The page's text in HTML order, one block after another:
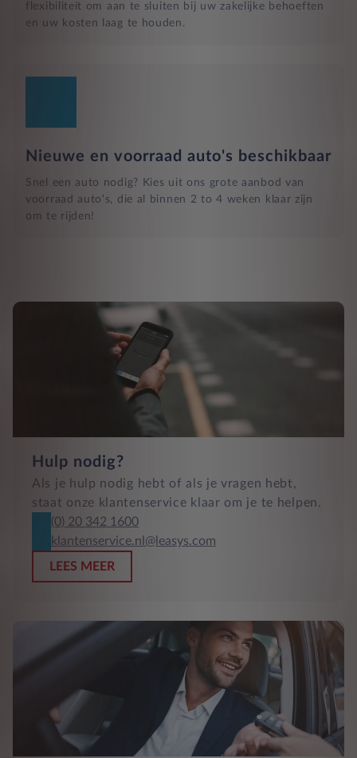
flexibiliteit om aan te sluiten bij uw zakelijke behoeften
en uw kosten laag te houden.
Nieuwe en voorraad auto's beschikbaar
Snel een auto nodig? Kies uit ons grote aanbod van
voorraad auto's, die al binnen 2 to 4 weken klaar zijn
om te rijden!
Hulp nodig?
Als je hulp nodig hebt of als je vragen hebt,
staat onze klantenservice klaar om je te helpen.
(0) 20 342 1600
klantenservice.nl@leasys.com
LEES MEER